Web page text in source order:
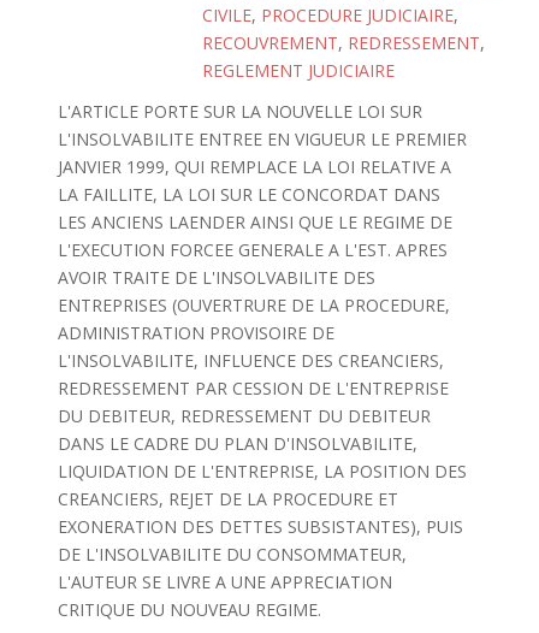
CIVILE, PROCEDURE JUDICIAIRE,
RECOUVREMENT, REDRESSEMENT,
REGLEMENT JUDICIAIRE
L'ARTICLE PORTE SUR LA NOUVELLE LOI SUR
L'INSOLVABILITE ENTREE EN VIGUEUR LE PREMIER
JANVIER 1999, QUI REMPLACE LA LOI RELATIVE A
LA FAILLITE, LA LOI SUR LE CONCORDAT DANS
LES ANCIENS LAENDER AINSI QUE LE REGIME DE
L'EXECUTION FORCEE GENERALE A L'EST. APRES
AVOIR TRAITE DE L'INSOLVABILITE DES
ENTREPRISES (OUVERTRURE DE LA PROCEDURE,
ADMINISTRATION PROVISOIRE DE
L'INSOLVABILITE, INFLUENCE DES CREANCIERS,
REDRESSEMENT PAR CESSION DE L'ENTREPRISE
DU DEBITEUR, REDRESSEMENT DU DEBITEUR
DANS LE CADRE DU PLAN D'INSOLVABILITE,
LIQUIDATION DE L'ENTREPRISE, LA POSITION DES
CREANCIERS, REJET DE LA PROCEDURE ET
EXONERATION DES DETTES SUBSISTANTES), PUIS
DE L'INSOLVABILITE DU CONSOMMATEUR,
L'AUTEUR SE LIVRE A UNE APPRECIATION
CRITIQUE DU NOUVEAU REGIME.